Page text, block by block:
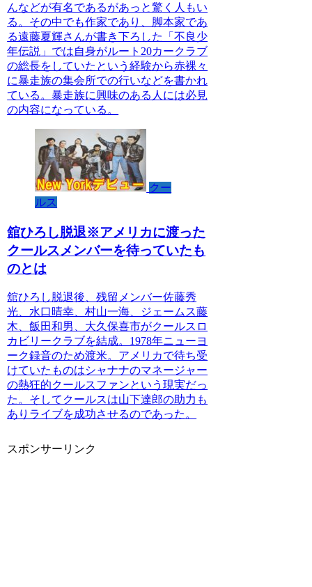
んなどが有名であるがあっと驚く人もい
る。その中でも作家であり、脚本家であ
る遠藤夏輝さんが書き下ろした「不良少
年伝説」では自身がルート20カークラブ
の総長をしていたという経験から赤裸々
に暴走族の集会所での行いなどを書かれ
ている。暴走族に興味のある人には必見
の内容になっている。
クー
ルス
舘ひろし脱退※アメリカに渡った
クールスメンバーを待っていたも
のとは
舘ひろし脱退後、残留メンバー佐藤秀
光、水口晴幸、村山一海、ジェームス藤
木、飯田和男、大久保喜市がクールスロ
カビリークラブを結成。1978年ニューヨ
ーク録音のため渡米。アメリカで待ち受
けていたものはシャナナのマネージャー
の熱狂的クールスファンという現実だっ
た。そしてクールスは山下達郎の助力も
ありライブを成功させるのであった。
スポンサーリンク